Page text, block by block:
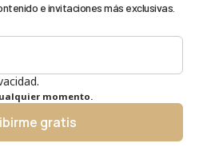
e invitaciones más exclusivas.
momento.
gratis